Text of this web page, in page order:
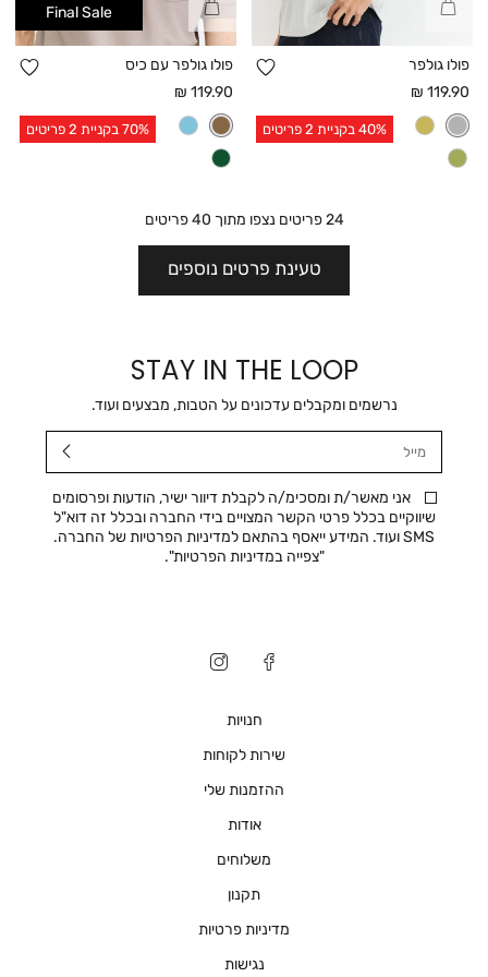
מהירה
פולו גולפר
הוספה
למועדפים
מחיר
אחרי
הנחה
119.90 ₪
40% בקניית 2 פריטים
Final Sale
מהירה
פולו גולפר עם כיס
מחיר
אחרי
הנחה
119.90 ₪
70% בקניית 2 פריטים
24פריטים נצפו מתוך 40פריטים
טעינת פרטים נוספים
STAY IN THE LOOP
נרשמים ומקבלים עדכונים על הטבות, מבצעים ועוד.
אני מאשר/ת ומסכימ/ה לקבלת דיוור ישיר, הודעות ופרסומים
שיווקיים בכלל פרטי הקשר המצויים בידי החברה ובכלל זה דוא"ל
SMS ועוד. המידע ייאסף בהתאם למדיניות הפרטיות של החברה.
"צפייה במדיניות הפרטיות".
חנויות
שירות לקוחות
ההזמנות שלי
אודות
משלוחים
תקנון
מדיניות פרטיות
נגישות